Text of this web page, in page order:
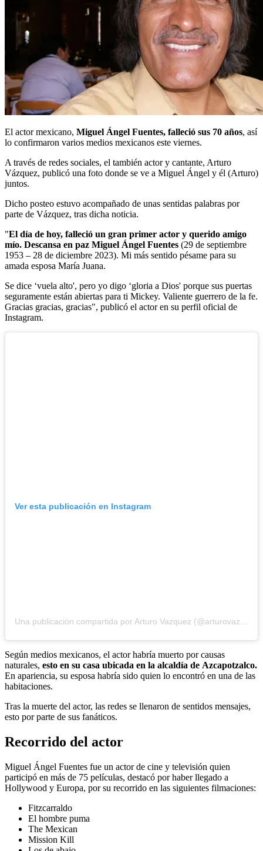
El actor mexicano, Miguel Ángel Fuentes, falleció sus 70 años, así
lo confirmaron varios medios mexicanos este viernes.
A través de redes sociales, el también actor y cantante, Arturo
Vázquez, publicó una foto donde se ve a Miguel Ángel y él (Arturo)
juntos.
Dicho posteo estuvo acompañado de unas sentidas palabras por
parte de Vázquez, tras dicha noticia.
"El día de hoy, falleció un gran primer actor y querido amigo
mío. Descansa en paz Miguel Ángel Fuentes (29 de septiembre
1953 – 28 de diciembre 2023). Mi más sentido pésame para su
amada esposa María Juana.
Se dice ‘vuela alto', pero yo digo ‘gloria a Dios' porque sus puertas
seguramente están abiertas para ti Mickey. Valiente guerrero de la fe.
Gracias gracias, gracias", publicó el actor en su perfil oficial de
Instagram.
Ver esta publicación en Instagram
Una publicación compartida por Arturo Vazquez (@arturovazquezoficial)
Según medios mexicanos, el actor habría muerto por causas
naturales, esto en su casa ubicada en la alcaldía de Azcapotzalco.
En apariencia, su esposa habría sido quien lo encontró en una de las
habitaciones.
Tras la muerte del actor, las redes se llenaron de sentidos mensajes,
esto por parte de sus fanáticos.
Recorrido del actor
Miguel Ángel Fuentes fue un actor de cine y televisión quien
participó en más de 75 películas, destacó por haber llegado a
Hollywood y Europa, por su recorrido en las siguientes filmaciones:
Fitzcarraldo
El hombre puma
The Mexican
Mission Kill